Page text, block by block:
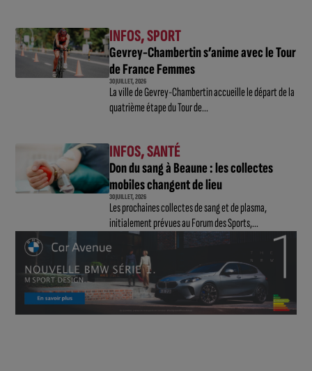
INFOS,SPORT
Gevrey-Chambertin s’anime avec le Tour
de France Femmes
30 JUILLET, 2026
La ville de Gevrey-Chambertin accueille le départ de la
quatrième étape du Tour de...
INFOS,SANTÉ
Don du sang à Beaune : les collectes
mobiles changent de lieu
30 JUILLET, 2026
Les prochaines collectes de sang et de plasma,
initialement prévues au Forum des Sports,...